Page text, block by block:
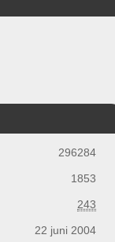
296284
1853
243
22 juni 2004